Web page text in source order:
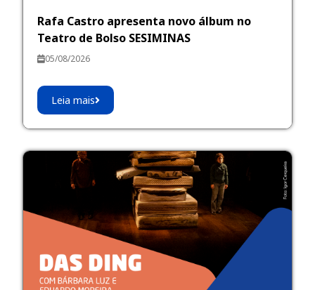
Rafa Castro apresenta novo álbum no
Teatro de Bolso SESIMINAS
05/08/2026
Leia mais